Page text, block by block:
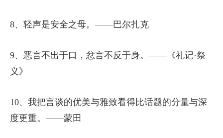
8、轻声是安全之母。——巴尔扎克
9、恶言不出于口，忿言不反于身。——《礼记·祭
义》
10、我把言谈的优美与雅致看得比话题的分量与深
度更重。——蒙田